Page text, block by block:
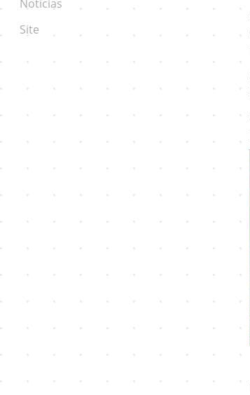
Notícias
Site